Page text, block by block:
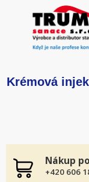
Krémová
Nákup
+420 606